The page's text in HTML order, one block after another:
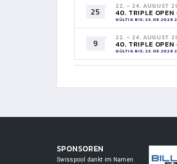
25
22. - 24. AUGUST
40. TRIPLE
GÜLTIG BIS: 23.08.2026
9
22. - 24. AUGUST
40. TRIPLE
GÜLTIG BIS: 23.08.2026
SPONSOREN
Swisspool dankt im Namen